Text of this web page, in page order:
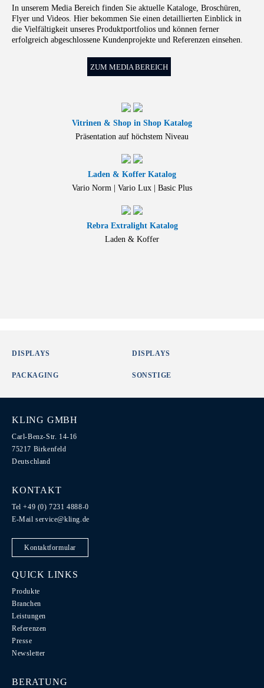
In unserem Media Bereich finden Sie aktuelle Kataloge, Broschüren,
Flyer und Videos. Hier bekommen Sie einen detaillierten Einblick in
die Vielfältigkeit unseres Produktportfolios und können ferner
erfolgreich abgeschlossene Kundenprojekte und Referenzen einsehen.
ZUM MEDIA BEREICH
Vitrinen & Shop in Shop Katalog
Präsentation auf höchstem Niveau
Laden & Koffer Katalog
Vario Norm | Vario Lux | Basic Plus
Rebra Extralight Katalog
Laden & Koffer
DISPLAYS DISPLAYS
PACKAGING SONSTIGE
KLING GMBH
Carl-Benz-Str. 14-16
75217 Birkenfeld
Deutschland
KONTAKT
Tel +49 (0) 7231 4888-0
E-Mailservice@kling.de
Kontaktformular
QUICK LINKS
Produkte
Branchen
Leistungen
Referenzen
Presse
Newsletter
BERATUNG